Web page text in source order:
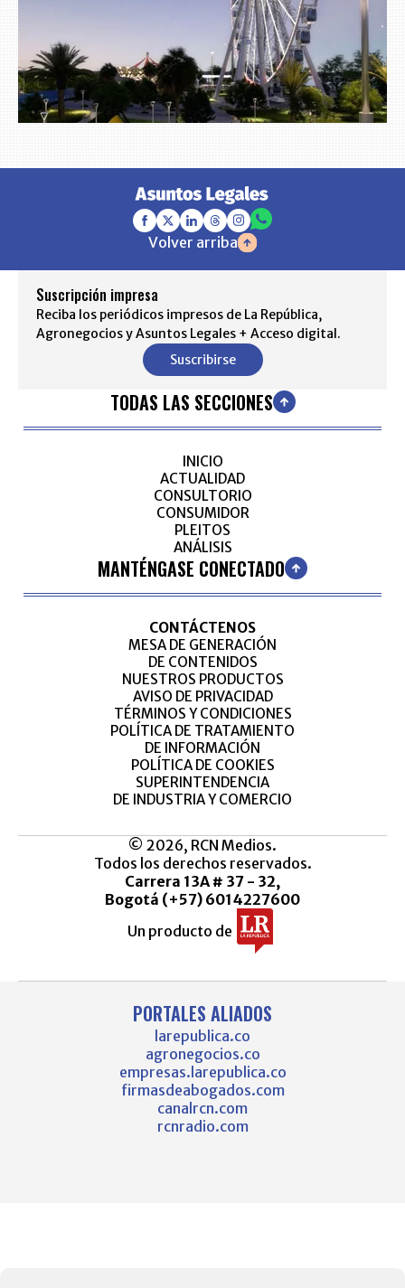
Volver arriba
Suscripción impresa
Reciba los periódicos impresos de La República,
Agronegocios y Asuntos Legales + Acceso digital.
Suscribirse
TODAS LAS SECCIONES
INICIO
ACTUALIDAD
CONSULTORIO
CONSUMIDOR
PLEITOS
ANÁLISIS
MANTÉNGASE CONECTADO
CONTÁCTENOS
MESA DE GENERACIÓN
DE CONTENIDOS
NUESTROS PRODUCTOS
AVISO DE PRIVACIDAD
TÉRMINOS Y CONDICIONES
POLÍTICA DE TRATAMIENTO
DE INFORMACIÓN
POLÍTICA DE COOKIES
SUPERINTENDENCIA
DE INDUSTRIA Y COMERCIO
© 2026, RCN Medios.
Todos los derechos reservados.
Carrera 13A # 37 - 32,
Bogotá (+57) 6014227600
Un producto de
PORTALES ALIADOS
larepublica.co
agronegocios.co
empresas.larepublica.co
firmasdeabogados.com
canalrcn.com
rcnradio.com